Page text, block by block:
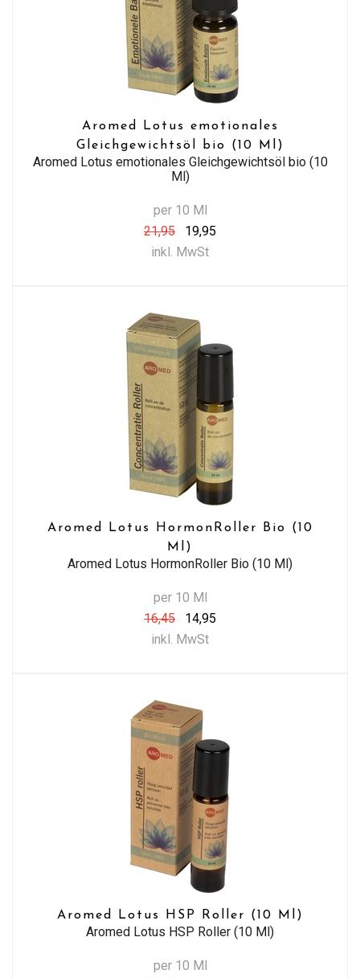
Aromed Lotus emotionales
Gleichgewichtsöl bio (10 Ml)
Aromed Lotus emotionales Gleichgewichtsöl bio (10
Ml)
per 10 Ml
21,95
19,95
inkl. MwSt
Aromed Lotus HormonRoller Bio (10
Ml)
Aromed Lotus HormonRoller Bio (10 Ml)
per 10 Ml
16,45
14,95
inkl. MwSt
Aromed Lotus HSP Roller (10 Ml)
Aromed Lotus HSP Roller (10 Ml)
per 10 Ml